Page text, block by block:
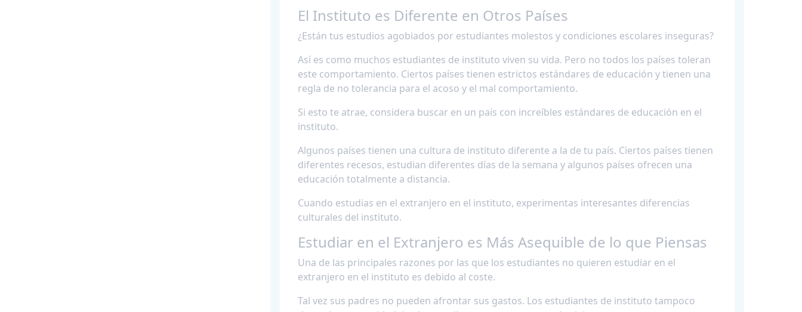
El Instituto es Diferente en Otros Países
¿Están tus estudios agobiados por estudiantes molestos y condiciones escolares inseguras?
Así es como muchos estudiantes de instituto viven su vida. Pero no todos los países toleran
este comportamiento. Ciertos países tienen estrictos estándares de educación y tienen una
regla de no tolerancia para el acoso y el mal comportamiento.
Si esto te atrae, considera buscar en un país con increíbles estándares de educación en el
instituto.
Algunos países tienen una cultura de instituto diferente a la de tu país. Ciertos países tienen
diferentes recesos, estudian diferentes días de la semana y algunos países ofrecen una
educación totalmente a distancia.
Cuando estudias en el extranjero en el instituto, experimentas interesantes diferencias
culturales del instituto.
Estudiar en el Extranjero es Más Asequible de lo que Piensas
Una de las principales razones por las que los estudiantes no quieren estudiar en el
extranjero en el instituto es debido al coste.
Tal vez sus padres no pueden afrontar sus gastos. Los estudiantes de instituto tampoco